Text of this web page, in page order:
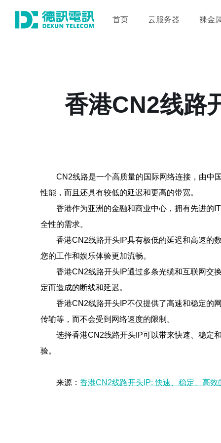
首页 云服务器 裸金
香港CN2线路
CN2线路是一个高质量的国际网络连接，由中
性能，而且还具有较低的延迟和更高的带宽。
香港作为亚洲的金融和商业中心，拥有先进的
全性的需求。
香港CN2线路开头IP具有极低的延迟和高速的
您的工作和娱乐体验更加流畅。
香港CN2线路开头IP通过多条光缆和互联网交
定而造成的断线和延迟。
香港CN2线路开头IP不仅提供了高速和稳定的
传输等，而不会受到网络速度的限制。
选择香港CN2线路开头IP可以带来快速、稳定
验。
来源： 香港CN2线路开头IP: 快速、稳定、高效